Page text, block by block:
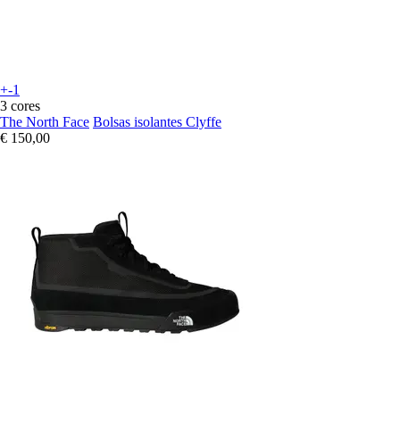
+-1
3 cores
The North Face Bolsas isolantes Clyffe
€ 150,00